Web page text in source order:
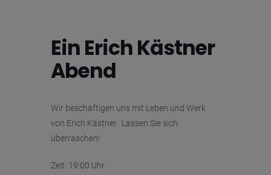
Ein Erich Kästner
Abend
Wir beschäftigen uns mit Leben und Werk
von Erich Kästner. Lassen Sie sich
überraschen!
Zeit: 19:00 Uhr